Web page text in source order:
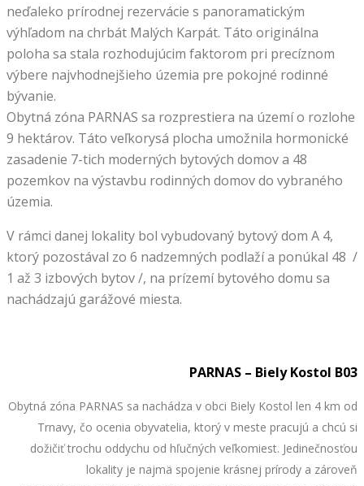
neďaleko prírodnej rezervácie s panoramatickým
výhľadom na chrbát Malých Karpát. Táto originálna
poloha sa stala rozhodujúcim faktorom pri precíznom
výbere najvhodnejšieho územia pre pokojné rodinné
bývanie.
Obytná zóna PARNAS sa rozprestiera na území o rozlohe
9 hektárov. Táto veľkorysá plocha umožnila hormonické
zasadenie 7-tich moderných bytových domov a 48
pozemkov na výstavbu rodinných domov do vybraného
územia.
V rámci danej lokality bol vybudovaný bytový dom A 4,
ktorý pozostával zo 6 nadzemných podlaží a ponúkal 48 /
1 až 3 izbových bytov /, na prízemí bytového domu sa
nachádzajú garážové miesta.
PARNAS – Biely Kostol B03
Obytná zóna PARNAS sa nachádza v obci Biely Kostol len 4 km od
Trnavy, čo ocenia obyvatelia, ktorý v meste pracujú a chcú si
dožičiť trochu oddychu od hľučných veľkomiest. Jedinečnosťou
lokality je najmä spojenie krásnej prírody a zároveň